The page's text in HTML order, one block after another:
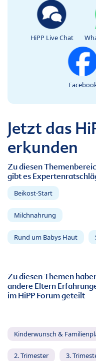
HiPP Live Chat
Jetzt das
erkunden
Zu diesen
gibt es
Beikost-Start
Milchnahrung
Rund um Babys Haut
Zu diesen Themen
andere Eltern
im HiPP Forum geteilt
Kinderwunsch &
2. Trimester 3.